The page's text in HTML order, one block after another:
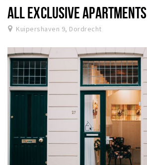
ALL EXCLUSIVE APARTMENTS
Kuipershaven 9, Dordrecht